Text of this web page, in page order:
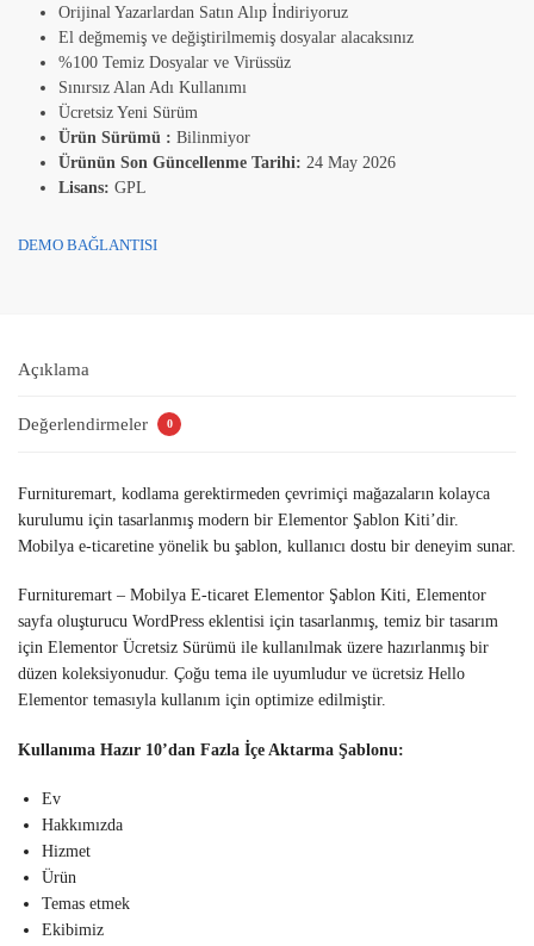
Orijinal Yazarlardan Satın Alıp İndiriyoruz
El değmemiş ve değiştirilmemiş dosyalar alacaksınız
%100 Temiz Dosyalar ve Virüssüz
Sınırsız Alan Adı Kullanımı
Ücretsiz Yeni Sürüm
Ürün Sürümü : Bilinmiyor
Ürünün Son Güncellenme Tarihi: 24 May 2026
Lisans: GPL
DEMO BAĞLANTISI
Açıklama
Değerlendirmeler 0
Furnituremart, kodlama gerektirmeden çevrimiçi mağazaların kolayca
kurulumu için tasarlanmış modern bir Elementor Şablon Kiti’dir.
Mobilya e-ticaretine yönelik bu şablon, kullanıcı dostu bir deneyim sunar.
Furnituremart – Mobilya E-ticaret Elementor Şablon Kiti, Elementor
sayfa oluşturucu WordPress eklentisi için tasarlanmış, temiz bir tasarım
için Elementor Ücretsiz Sürümü ile kullanılmak üzere hazırlanmış bir
düzen koleksiyonudur. Çoğu tema ile uyumludur ve ücretsiz Hello
Elementor temasıyla kullanım için optimize edilmiştir.
Kullanıma Hazır 10’dan Fazla İçe Aktarma Şablonu:
Ev
Hakkımızda
Hizmet
Ürün
Temas etmek
Ekibimiz